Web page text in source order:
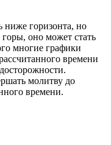
ниже горизонта, но
оно может стать
многие графики
времени
молитву до
времени.